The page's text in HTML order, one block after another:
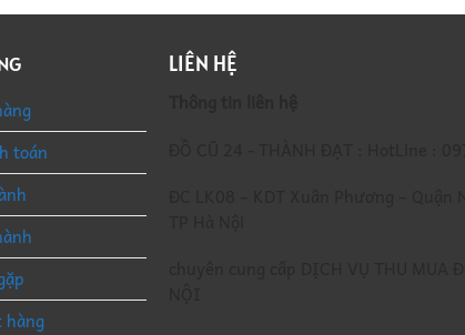
toán
hàng
LIÊN HỆ